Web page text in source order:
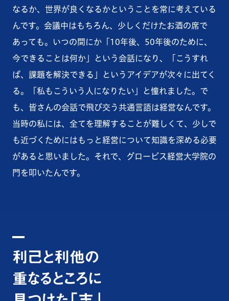
なるか、世界が良くなるかということを常に考えている
んです。会議中はもちろん、少しくだけたお酒の席で
あっても。いつの間にか「10年後、50年後のために、
今できることは何か」という会話になり、「こうすれ
ば、課題を解決できる」というアイデアが次々に出てく
る。「私もこういう人になりたい」と憧れました。で
も、皆さんの会話で飛び交う共通言語は経営なんです。
当時の私には、全てを理解することが難しくて、少しで
も近づくためにはもっと経営について知識を深める必要
があると思いました。それで、グロービス経営大学院の
門を叩いたんです。
利己と利他の
重なるところに